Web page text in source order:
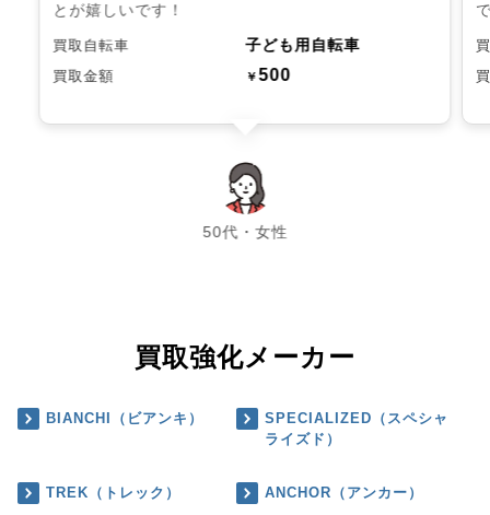
とが嬉しいです！
買取自転車 子ども用自転車
買取金額 ￥500
50代・女性
chevron_left chevron_right
買取強化メーカー
BIANCHI（ビアンキ）
SPECIALIZED（スペシャ
ライズド）
TREK（トレック） ANCHOR（アンカー）